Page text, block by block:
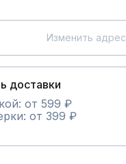
Изменить адрес
доставки
от 599 ₽
от 399 ₽